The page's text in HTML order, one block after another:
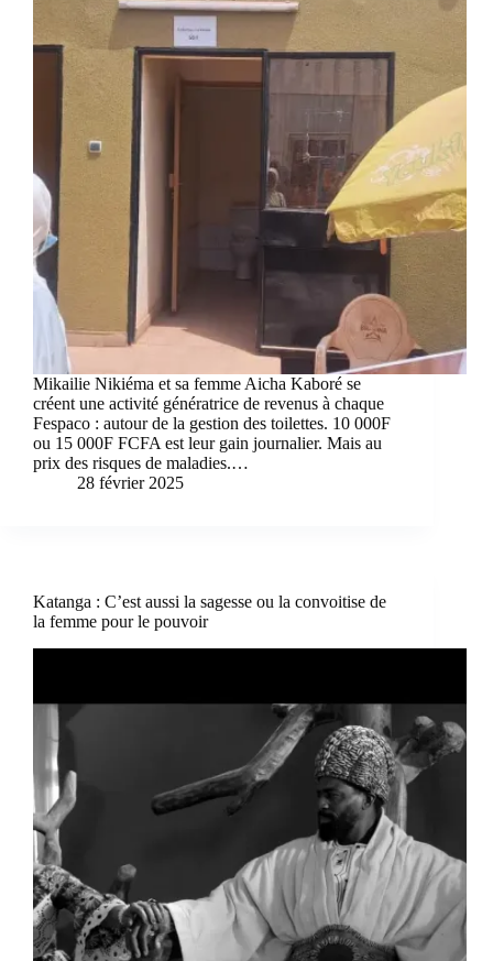
Mikailie Nikiéma et sa femme Aicha Kaboré se
créent une activité génératrice de revenus à chaque
Fespaco : autour de la gestion des toilettes. 10 000F
ou 15 000F FCFA est leur gain journalier. Mais au
prix des risques de maladies.…
28 février 2025
Katanga : C’est aussi la sagesse ou la convoitise de
la femme pour le pouvoir